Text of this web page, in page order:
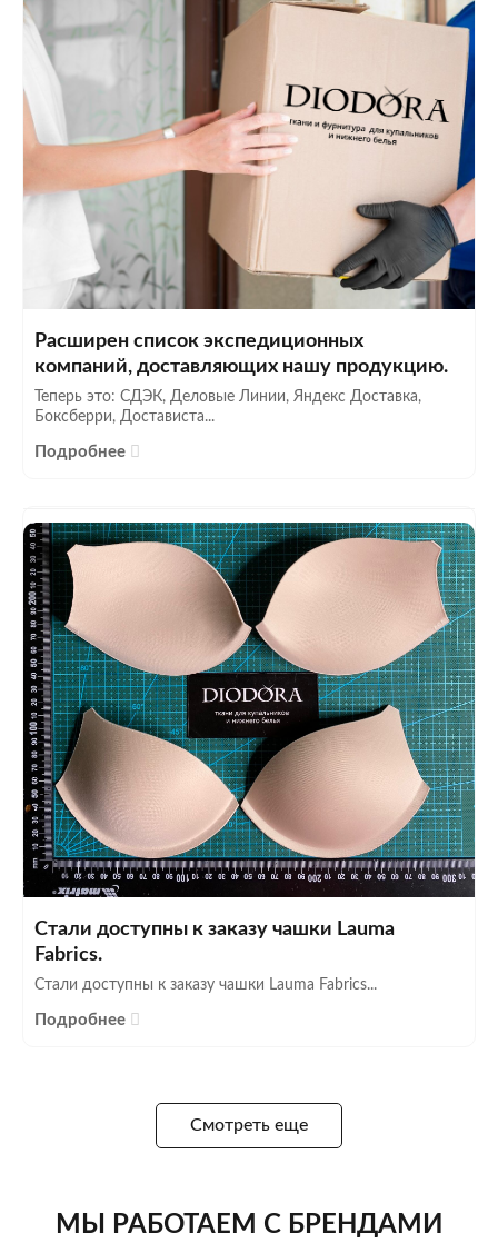
Расширен список экспедиционных
компаний, доставляющих нашу продукцию.
Теперь это: СДЭК, Деловые Линии, Яндекс Доставка,
Боксберри, Достависта...
Подробнее
Стали доступны к заказу чашки Lauma
Fabrics.
Стали доступны к заказу чашки Lauma Fabrics...
Подробнее
Смотреть еще
МЫ РАБОТАЕМ С БРЕНДАМИ